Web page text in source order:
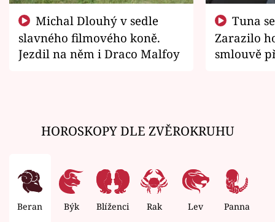
slavného filmového koně.
Jezdil na něm i Draco Malfoy
Zarazilo
smlouvě
HOROSKOPY DLE ZVĚROKRUHU
Beran Býk Blíženci Rak Lev Panna